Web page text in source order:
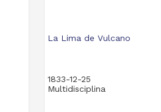
La Lima de Vulcano
1833-12-25
Multidisciplina